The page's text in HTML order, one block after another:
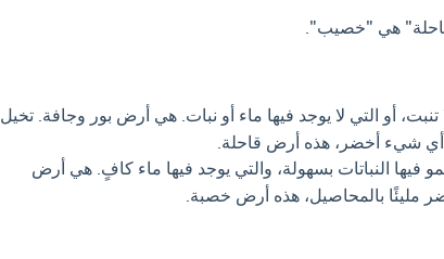
هي "خصيب".
تنبت، أو التي لا يوجد فيها ماء أو نبات. هي أرض بور وجافة. تخيل
أي شيء أخضر، هذه أرض قاحلة.
فيها النباتات بسهولة، والتي يوجد فيها ماء كافٍ. هي أرض
مليئًا بالمحاصيل، هذه أرض خصبة.